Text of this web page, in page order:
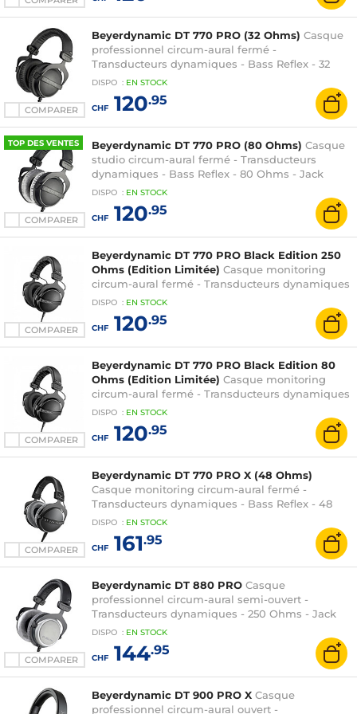
COMPARER
Beyerdynamic DT 770 PRO (32 Ohms) Casque
professionnel circum-aural fermé -
Transducteurs dynamiques - Bass Reflex - 32
Ohms - Jack 3.5/6.35 mm
DISPO : EN STOCK
CHF120.95
TOP DES VENTES
COMPARER
Beyerdynamic DT 770 PRO (80 Ohms) Casque
studio circum-aural fermé - Transducteurs
dynamiques - Bass Reflex - 80 Ohms - Jack
3.5/6.35 mm
DISPO : EN STOCK
CHF120.95
COMPARER
Beyerdynamic DT 770 PRO Black Edition 250
Ohms (Edition Limitée) Casque monitoring
circum-aural fermé - Transducteurs dynamiques
- Bass Reflex - 250 Ohms - Jack 3.5/6.35 mm
DISPO : EN STOCK
CHF120.95
COMPARER
Beyerdynamic DT 770 PRO Black Edition 80
Ohms (Edition Limitée) Casque monitoring
circum-aural fermé - Transducteurs dynamiques
- Bass Reflex - 80 Ohms - Jack 3.5/6.35 mm
DISPO : EN STOCK
CHF120.95
COMPARER
Beyerdynamic DT 770 PRO X (48 Ohms)
Casque monitoring circum-aural fermé -
Transducteurs dynamiques - Bass Reflex - 48
Ohms - Jack 3.5/6.35 mm
DISPO : EN STOCK
CHF161.95
COMPARER
Beyerdynamic DT 880 PRO Casque
professionnel circum-aural semi-ouvert -
Transducteurs dynamiques - 250 Ohms - Jack
3.5/6.35 mm
DISPO : EN STOCK
CHF144.95
Beyerdynamic DT 900 PRO X Casque
professionnel circum-aural ouvert -